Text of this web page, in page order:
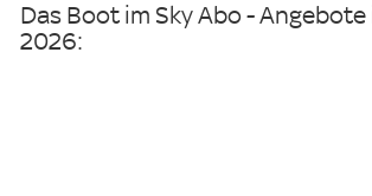
Das Boot im Sky Abo -
2026: